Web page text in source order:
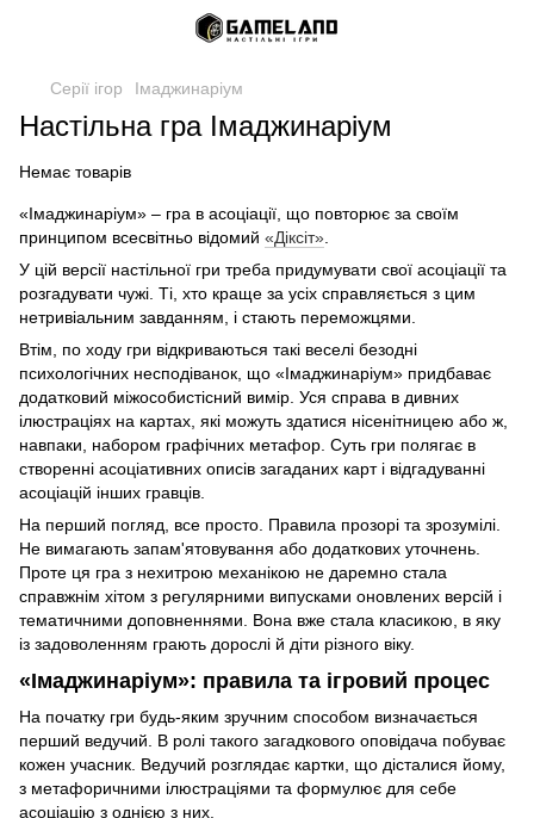
Серії ігор Імаджинаріум
Настільна гра Імаджинаріум
Немає товарів
«Імаджинаріум» – гра в асоціації, що повторює за своїм
принципом всесвітньо відомий «Діксіт»
У цій версії настільної гри треба придумувати свої асоціації та
розгадувати чужі. Ті, хто краще за усіх справляється з цим
нетривіальним завданням, і стають переможцями.
Втім, по ходу гри відкриваються такі веселі безодні
психологічних несподіванок, що «Імаджинаріум» придбаває
додатковий міжособистісний вимір. Уся справа в дивних
ілюстраціях на картах, які можуть здатися нісенітницею або ж,
навпаки, набором графічних метафор. Суть гри полягає в
створенні асоціативних описів загаданих карт і відгадуванні
асоціацій інших гравців.
На перший погляд, все просто. Правила прозорі та зрозумілі.
Не вимагають запам'ятовування або додаткових уточнень.
Проте ця гра з нехитрою механікою не даремно стала
справжнім хітом з регулярними випусками оновлених версій і
тематичними доповненнями. Вона вже стала класикою, в яку
із задоволенням грають дорослі й діти різного віку.
«Імаджинаріум»: правила та ігровий процес
На початку гри будь-яким зручним способом визначається
перший ведучий. В ролі такого загадкового оповідача побуває
кожен учасник. Ведучий розглядає картки, що дісталися йому,
з метафоричними ілюстраціями та формулює для себе
асоціацію з однією з них.